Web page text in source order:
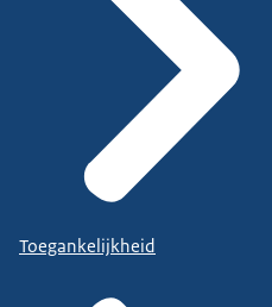
Toegankelijkheid